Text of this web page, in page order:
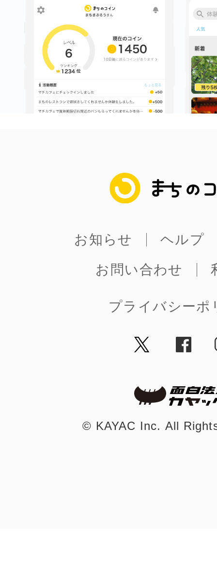
まちのコイン
お知らせ
ヘルプ
お問い合わせ
プライバシーポ
©︎ KAYAC Inc. All